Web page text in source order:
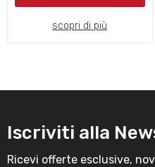
scopri di più
Iscriviti alla
Ricevi offerte esclusive,